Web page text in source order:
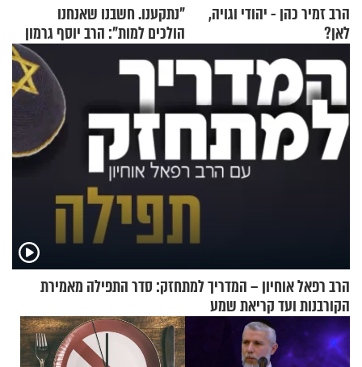
הרב זמיר כהן - יהודי וגויה,
לאן?
"נתקענו. חשבנו שאנחנו
הולכים למות": הרב יוסף גרמון
בריאיון מרתק
הרב רפאל אוחיון – המדריך למתחזק: סדר התפילה מאמירת
הקורבנות ועד קריאת שמע